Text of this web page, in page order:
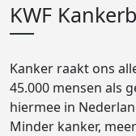
KWF
Kanker raakt ons
45.000 mensen als
hiermee in
Minder kanker,